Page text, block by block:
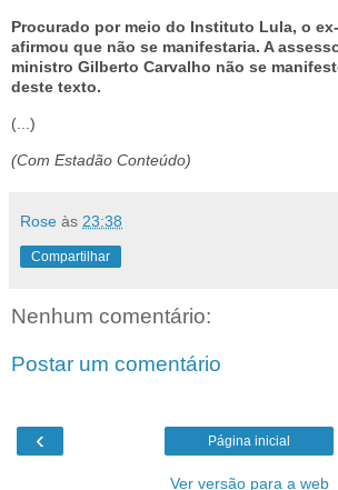
Procurado por meio do Instituto Lula, o
afirmou que não se manifestaria. A
ministro Gilberto Carvalho não se
deste texto.
(...)
(Com Estadão Conteúdo)
Rose às 23:38
Compartilhar
Nenhum comentário:
Postar um comentário
‹ Página inicial
Ver versão para a web